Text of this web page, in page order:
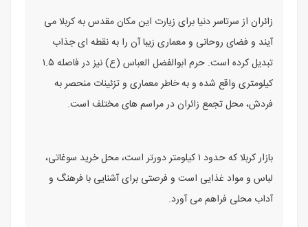
زائران از سرتاسر دنیا برای زیارت این مکان مقدس به کربلا می
آیند و فضای روحانی و معماری زیبا آن را به نقطه ‌ای جذاب
تبدیل کرده است. حرم ابوالفضل العباس (ع) نیز در فاصله ۱.۵
کیلومتری واقع شده و به خاطر معماری و تزئینات منحصر به
فردش، محل تجمع زائران در مراسم ‌های مختلف است.
بازار کربلا که حدود ۱ کیلومتر دورتر است، محل خرید سوغاتی،
لباس و مواد غذایی است و فرصتی برای آشنایی با فرهنگ و
آداب محلی فراهم می ‌آورد.